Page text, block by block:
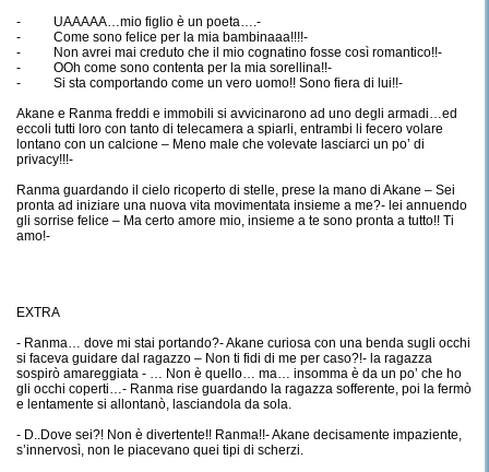
- UAAAAA…mio figlio è un poeta….-
- Come sono felice per la mia bambinaaa!!!!-
- Non avrei mai creduto che il mio cognatino fosse così romantico!!-
- OOh come sono contenta per la mia sorellina!!-
- Si sta comportando come un vero uomo!! Sono fiera di lui!!-
Akane e Ranma freddi e immobili si avvicinarono ad uno degli armadi…ed
eccoli tutti loro con tanto di telecamera a spiarli, entrambi li fecero volare
lontano con un calcione – Meno male che volevate lasciarci un po’ di
privacy!!!-
Ranma guardando il cielo ricoperto di stelle, prese la mano di Akane – Sei
pronta ad iniziare una nuova vita movimentata insieme a me?- lei annuendo
gli sorrise felice – Ma certo amore mio, insieme a te sono pronta a tutto!! Ti
amo!-
EXTRA
- Ranma… dove mi stai portando?- Akane curiosa con una benda sugli occhi
si faceva guidare dal ragazzo – Non ti fidi di me per caso?!- la ragazza
sospirò amareggiata - … Non è quello… ma… insomma è da un po’ che ho
gli occhi coperti…- Ranma rise guardando la ragazza sofferente, poi la fermò
e lentamente si allontanò, lasciandola da sola.
- D..Dove sei?! Non è divertente!! Ranma!!- Akane decisamente impaziente,
s’innervosì, non le piacevano quei tipi di scherzi.